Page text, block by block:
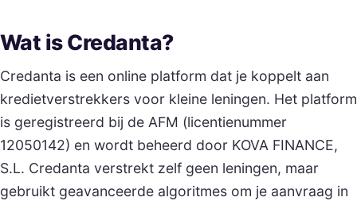
Wat is Credanta?
Credanta is een online platform dat je koppelt aan
kredietverstrekkers voor kleine leningen. Het platform
is geregistreerd bij de AFM (licentienummer
12050142) en wordt beheerd door KOVA FINANCE,
S.L. Credanta verstrekt zelf geen leningen, maar
gebruikt geavanceerde algoritmes om je aanvraag in